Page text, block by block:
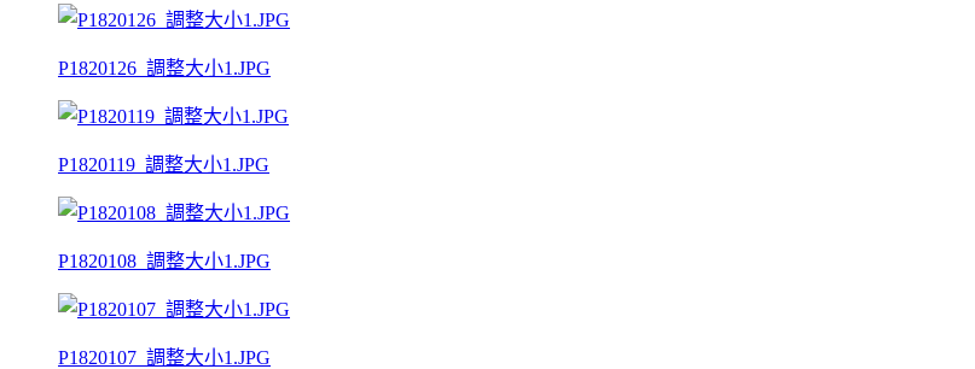
P1820126_調整大小1.JPG
P1820119_調整大小1.JPG
P1820108_調整大小1.JPG
P1820107_調整大小1.JPG